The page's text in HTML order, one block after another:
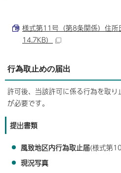
様式第11号（第8条関係）住
14.7KB）
行為取止めの届出
許可後、当該許可に係る行為を取
が必要です。
提出書類
風致地区内行為取止届(様式第
現況写真